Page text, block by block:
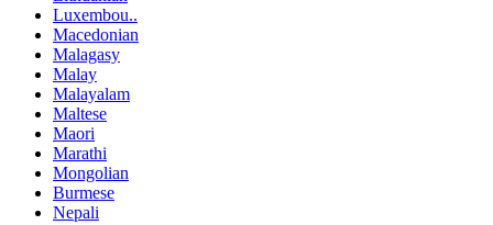
Luxembou..
Macedonian
Malagasy
Malay
Malayalam
Maltese
Maori
Marathi
Mongolian
Burmese
Nepali